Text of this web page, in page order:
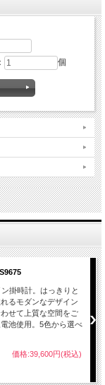
料を使用して、一目で
ません。
後１年間自然故障は無償に
まで通常より時間（１
に発送日をお知らせ致し
ださい。
・湿気の高いエアコン、
すので避けてくださ
前後しますが、1年を目
個
掛時計。はっきりと
るモダンなデザイン
せて上質な空間をご
池使用。5色から選べ
価格:39,600円(税込)